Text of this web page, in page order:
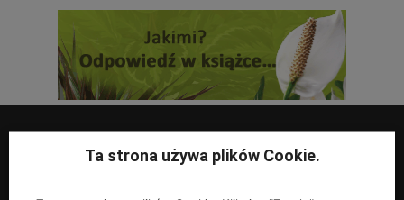
Ta strona używa plików Cookie.